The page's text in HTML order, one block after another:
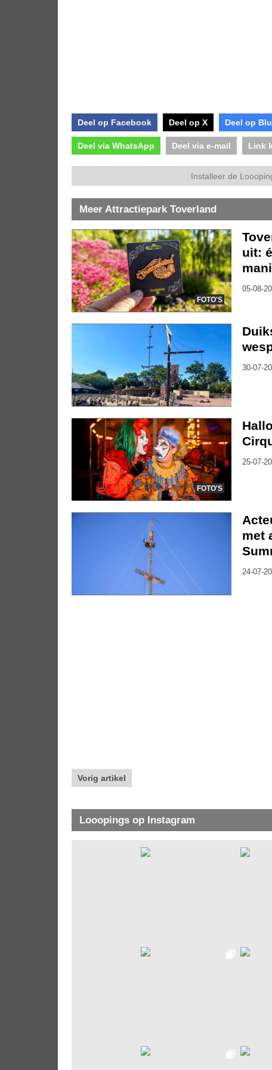
Deel op Facebook Deel op X Deel op
Deel via WhatsApp Deel via e-mail Link
Installeer de
Meer Attractiepark Toverland
FOTO'S
uit:
05-08-
30-07-
FOTO'S
25-07-
met
24-07-
Vorig artikel
Looopings op Instagram